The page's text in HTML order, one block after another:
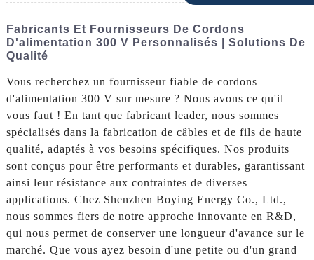
Fabricants Et Fournisseurs De Cordons
D'alimentation 300 V Personnalisés | Solutions De
Qualité
Vous recherchez un fournisseur fiable de cordons
d'alimentation 300 V sur mesure ? Nous avons ce qu'il
vous faut ! En tant que fabricant leader, nous sommes
spécialisés dans la fabrication de câbles et de fils de haute
qualité, adaptés à vos besoins spécifiques. Nos produits
sont conçus pour être performants et durables, garantissant
ainsi leur résistance aux contraintes de diverses
applications. Chez Shenzhen Boying Energy Co., Ltd.,
nous sommes fiers de notre approche innovante en R&D,
qui nous permet de conserver une longueur d'avance sur le
marché. Que vous ayez besoin d'une petite ou d'un grand